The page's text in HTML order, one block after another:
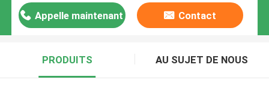
Appelle maintenant Contact
PRODUITS AU SUJET DE NOUS